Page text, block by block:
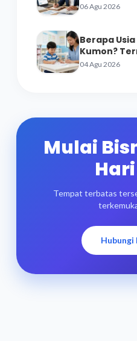
06 Agu 2026
Berapa
Kumon?
dari
04 Agu 2026
Mulai
Tempat terbatas
Hubungi